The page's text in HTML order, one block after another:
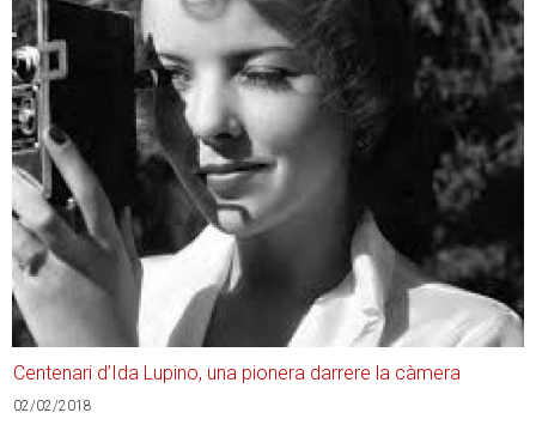
Centenari d’Ida Lupino, una pionera darrere la càmera
02/02/2018